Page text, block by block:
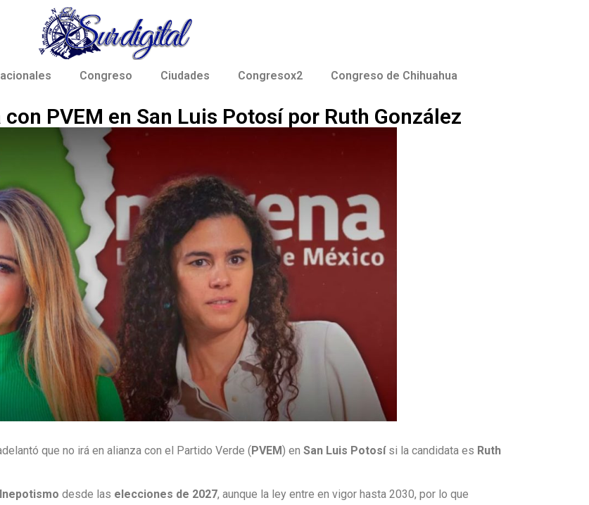
Congreso Ciudades Congresox2 Congreso de Chihuahua
PVEM en San Luis Potosí por Ruth González
que no irá en alianza con el Partido Verde (PVEM) enSan Luis Potosísi la candidata es Ruth
nepotismo desde las elecciones de 2027, aunque la ley entre en vigor hasta 2030, por lo que